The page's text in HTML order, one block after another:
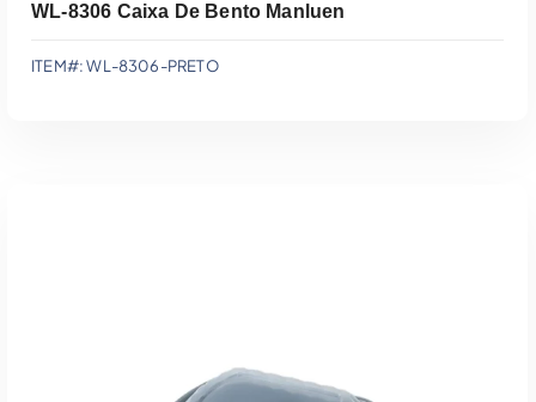
WL-8306 Caixa De Bento Manluen
ITEM#: WL-8306-PRETO